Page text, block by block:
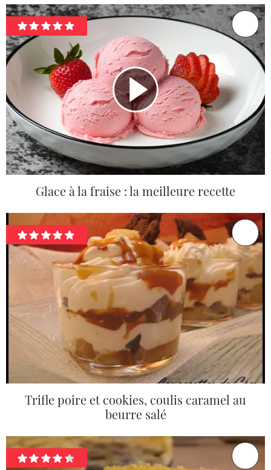
Glace à la fraise : la meilleure recette
Trifle poire et cookies, coulis caramel au
beurre salé